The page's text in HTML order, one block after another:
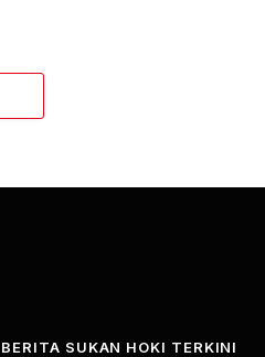
BERITA SUKAN HOKI TERKINI